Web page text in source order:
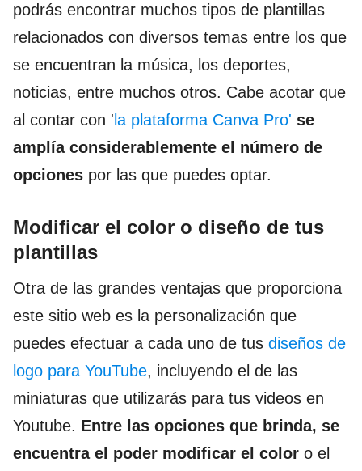
podrás encontrar muchos tipos de plantillas
relacionados con diversos temas entre los que
se encuentran la música, los deportes,
noticias, entre muchos otros. Cabe acotar que
al contar con ' la plataforma Canva Pro' se
amplía considerablemente el número de
opciones por las que puedes optar.
Modificar el color o diseño de tus
plantillas
Otra de las grandes ventajas que proporciona
este sitio web es la personalización que
puedes efectuar a cada uno de tus diseños de
logo para YouTube, incluyendo el de las
miniaturas que utilizarás para tus videos en
Youtube. Entre las opciones que brinda, se
encuentra el poder modificar el color o el